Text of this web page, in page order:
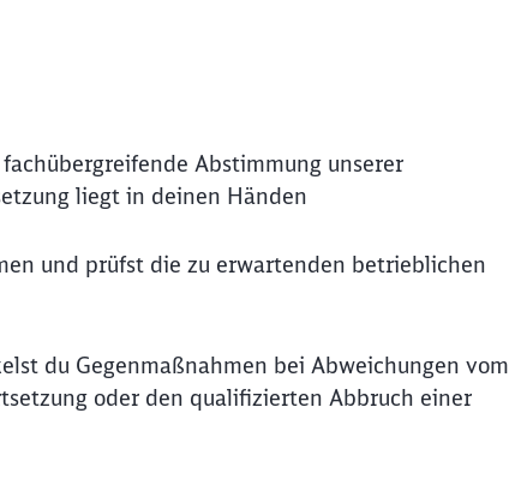
Abstimmung unserer
liegt in deinen Händen
und prüfst die zu erwartenden betrieblichen
du Gegenmaßnahmen bei Abweichungen vom
oder den qualifizierten Abbruch einer